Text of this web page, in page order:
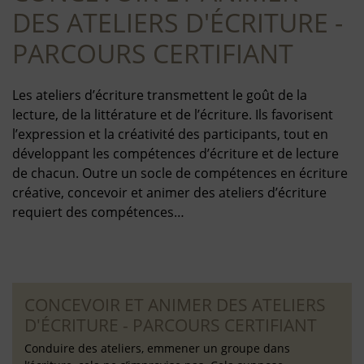
DES ATELIERS D'ÉCRITURE -
PARCOURS CERTIFIANT
Les ateliers d’écriture transmettent le goût de la
lecture, de la littérature et de l’écriture. Ils favorisent
l’expression et la créativité des participants, tout en
développant les compétences d’écriture et de lecture
de chacun. Outre un socle de compétences en écriture
créative, concevoir et animer des ateliers d’écriture
requiert des compétences…
CONCEVOIR ET ANIMER DES ATELIERS
D'ÉCRITURE - PARCOURS CERTIFIANT
Conduire des ateliers, emmener un groupe dans